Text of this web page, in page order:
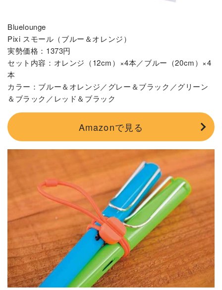
Bluelounge
Pixi スモール（ブルー＆オレンジ）
実勢価格：1373円
セット内容：オレンジ（12cm）×4本／ブルー（20cm）×4
本
カラー：ブルー＆オレンジ／グレー＆ブラック／グリーン
＆ブラック／レッド＆ブラック
Amazonで見る